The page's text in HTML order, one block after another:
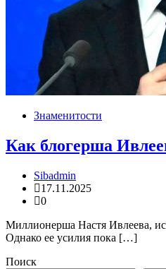
Знаменитости
Как блогерша
Sibadmin
17.11.2025
0
Миллионерша Настя Ивлеева,
Однако ее усилия пока […]
Поиск